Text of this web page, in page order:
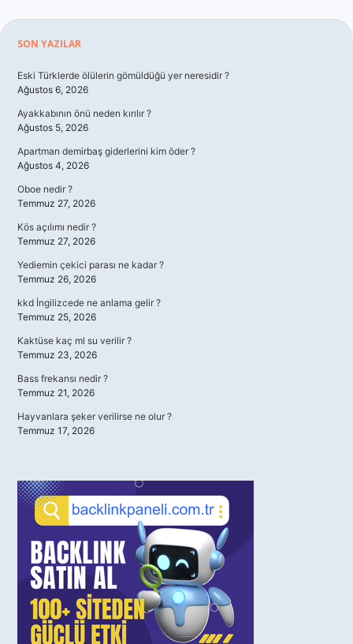
Sidebar
SON YAZILAR
Eski Türklerde ölülerin gömüldüğü yer neresidir ?
Ağustos 6, 2026
Ayakkabının önü neden kırılır ?
Ağustos 5, 2026
Apartman demirbaş giderlerini kim öder ?
Ağustos 4, 2026
Oboe nedir ?
Temmuz 27, 2026
Kös açılımı nedir ?
Temmuz 27, 2026
Yediemin çekici parası ne kadar ?
Temmuz 26, 2026
kkd İngilizcede ne anlama gelir ?
Temmuz 25, 2026
Kaktüse kaç ml su verilir ?
Temmuz 23, 2026
Bass frekansı nedir ?
Temmuz 21, 2026
Hayvanlara şeker verilirse ne olur ?
Temmuz 17, 2026